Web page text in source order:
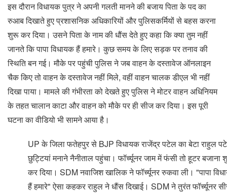
इस दौरान विधायक पुत्र ने अपनी गलती मानने की बजाय पिता के पद का
रुआब दिखाते हुए प्रशासनिक अधिकारियों और पुलिसकर्मियों से बहस करना
शुरू कर दिया। उसने पिता के नाम की धौंस देते हुए कहा कि क्या तुम नहीं
जानते कि पापा विधायक हैं हमारे। कुछ समय के लिए सड़क पर तनाव की
स्थिति बन गई। मौके पर पहुंची पुलिस ने जब वाहन के दस्तावेज ऑनलाइन
चैक किए तो वाहन के दस्तावेज नहीं मिले, वहीं वाहन चालक डीएल भी नहीं
दिखा पाया। मामले की गंभीरता को देखते हुए पुलिस ने मोटर वाहन अधिनियम
के तहत चालान काटा और वाहन को मौके पर ही सीज कर दिया। इस पूरी
घटना का वीडियो भी सामने आया है।
UP के जिला फतेहपुर से BJP विधायक राजेंद्र पटेल का बेटा राहुल
छुट्टियां मनाने नैनीताल पहुंचा। फॉर्च्यूनर जाम में फंसी तो हूटर बजाना
कर दिया। SDM नवाजिश खालिक ने फॉर्च्यूनर रुकवा ली। "पापा
हैं हमारे" ऐसा कहकर राहुल ने धौंस दिखाई। SDM ने तुरंत फॉर्च्यूनर